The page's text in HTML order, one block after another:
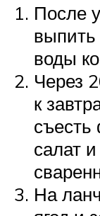
После
выпить
воды
Через
к
съесть
салат
На